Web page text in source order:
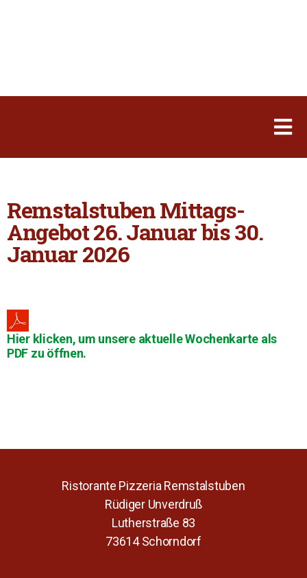
Remstalstuben Mittags-
Angebot 26. Januar bis 30.
Januar 2026
Hier klicken, um unsere aktuelle Wochenkarte als
PDF zu öffnen.
Ristorante Pizzeria Remstalstuben
Rüdiger Unverdruß
Lutherstraße 83
73614 Schorndorf